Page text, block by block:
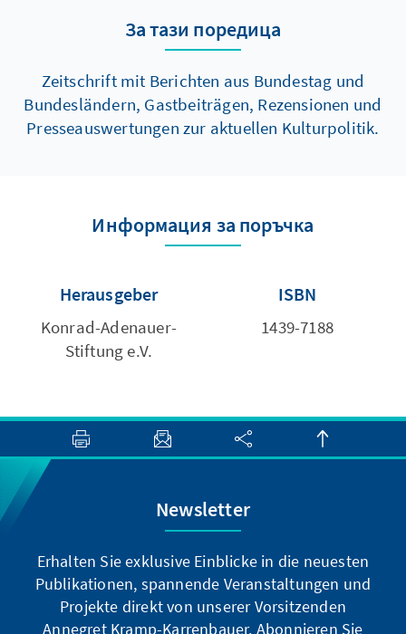
За тази поредица
Zeitschrift mit Berichten aus Bundestag und
Bundesländern, Gastbeiträgen, Rezensionen und
Presseauswertungen zur aktuellen Kulturpolitik.
Информация за поръчка
Herausgeber
Konrad-Adenauer-
Stiftung e.V.
ISBN
1439-7188
Newsletter
Erhalten Sie exklusive Einblicke in die neuesten
Publikationen, spannende Veranstaltungen und
Projekte direkt von unserer Vorsitzenden
Annegret Kramp-Karrenbauer. Abonnieren Sie